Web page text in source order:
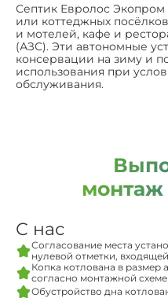
Септик Евролос Экопром
или коттеджных
и мотелей, кафе и
(АЗС). Эти автономные
консервации на зиму и
использования при
обслуживания.
С нас
Согласование места
нулевой отметки,
Копка котлована в размер
согласно монтажной схеме
Обустройство дна